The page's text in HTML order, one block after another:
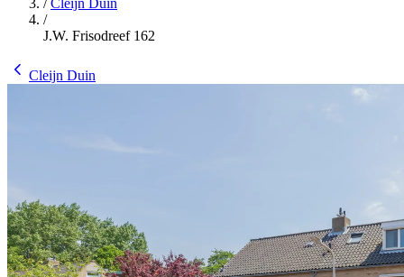
/
J.W. Frisodreef 162
Cleijn Duin